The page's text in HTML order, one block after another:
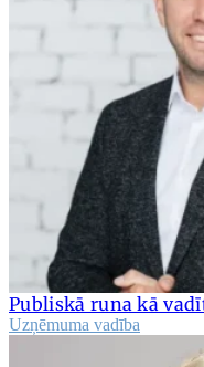
Publiskā runa kā
Uzņēmuma vadība